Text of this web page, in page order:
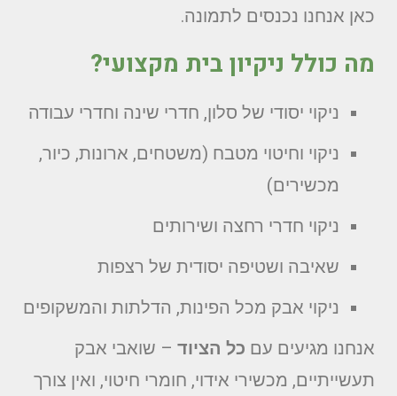
כאן אנחנו נכנסים לתמונה.
מה כולל ניקיון בית מקצועי?
ניקוי יסודי של סלון, חדרי שינה וחדרי עבודה
ניקוי וחיטוי מטבח (משטחים, ארונות, כיור,
מכשירים)
ניקוי חדרי רחצה ושירותים
שאיבה ושטיפה יסודית של רצפות
ניקוי אבק מכל הפינות, הדלתות והמשקופים
אנחנו מגיעים עם כל הציוד – שואבי אבק
תעשייתיים, מכשירי אידוי, חומרי חיטוי, ואין צורך